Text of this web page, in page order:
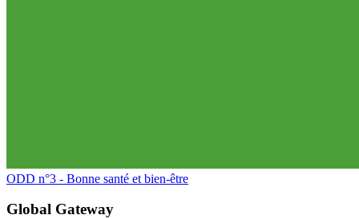
ODD n°3 - Bonne santé et bien-être
Global Gateway